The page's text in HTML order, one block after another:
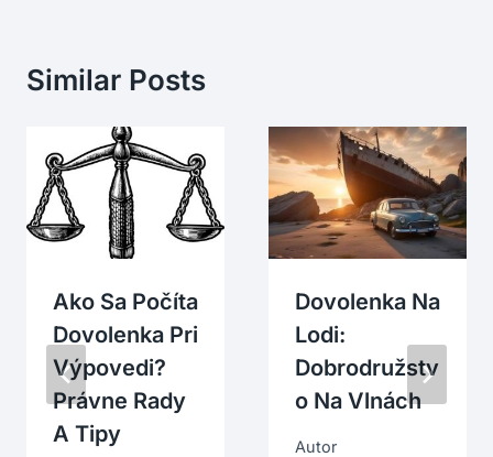
Similar Posts
Ako Sa Počíta
Dovolenka Pri
Výpovedi?
Právne Rady
A Tipy
Dovolenka Na
Lodi:
Dobrodružstv
O Na Vlnách
Autor